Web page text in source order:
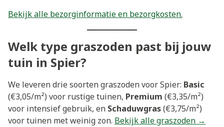
Bekijk alle bezorginformatie en bezorgkosten.
Welk type graszoden past bij jouw
tuin in Spier?
We leveren drie soorten graszoden voor Spier: Basic
(€3,05/m²) voor rustige tuinen, Premium (€3,35/m²)
voor intensief gebruik, en Schaduwgras(€3,75/m²)
voor tuinen met weinig zon. Bekijk alle graszoden →